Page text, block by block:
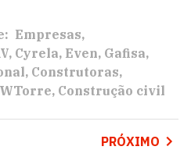
Empresas
Cyrela Even Gafisa
Construtoras
WTorre Construção civil
PRÓXIMO